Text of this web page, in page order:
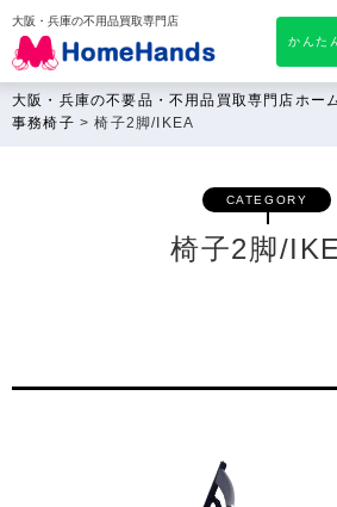
大阪・兵庫の不用品買取専門店
かんた
大阪・兵庫の不要品・不用品買取専門店ホー
事務椅子 >椅子2脚/IKEA
CATEGORY
椅子2脚/